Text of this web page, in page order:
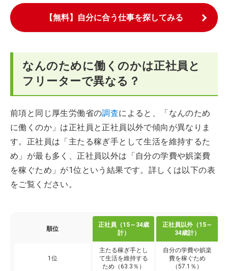
【無料】自分に合う仕事を探してみる
なんのために働くのかは正社員と
フリーターで異なる？
前項と同じ厚生労働省の調査によると、「なんのため
に働くのか」は正社員と正社員以外で傾向が異なりま
す。正社員は「主たる稼ぎ手として生活を維持するた
め」が最も多く、正社員以外は「自分の学費や娯楽費
を稼ぐため」が1位という結果です。詳しくは以下の表
をご覧ください。
順位
正社員（15～34歳
計）
正社員以外（15～
34歳計）
1位
主たる稼ぎ手とし
て生活を維持する
ため（63.3％）
自分の学費や娯楽
費を稼ぐため
（57.1％）